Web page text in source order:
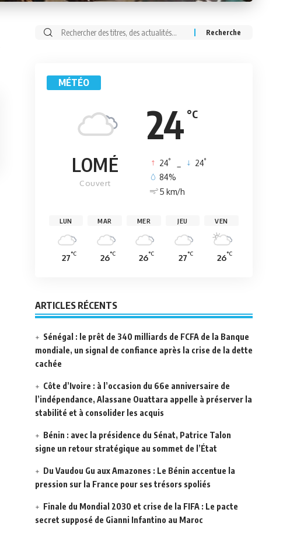
Rechercher:
MÉTÉO
24 °C
LOMÉ
Couvert
24° 24°
84%
5 km/h
LUN
27°C
MAR
26°C
MER
26°C
JEU
27°C
VEN
26°C
ARTICLES RÉCENTS
Sénégal : le prêt de 340 milliards de FCFA de la Banque
mondiale, un signal de confiance après la crise de la dette
cachée
Côte d’Ivoire : à l’occasion du 66e anniversaire de
l’indépendance, Alassane Ouattara appelle à préserver la
stabilité et à consolider les acquis
Bénin : avec la présidence du Sénat, Patrice Talon
signe un retour stratégique au sommet de l’État
Du Vaudou Gu aux Amazones : Le Bénin accentue la
pression sur la France pour ses trésors spoliés
Finale du Mondial 2030 et crise de la FIFA : Le pacte
secret supposé de Gianni Infantino au Maroc